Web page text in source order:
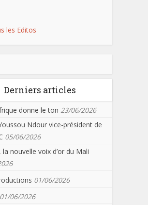
les Editos
Derniers articles
donne le ton 23/06/2026
Ndour vice-président de
05/06/2026
la nouvelle voix d’or du Mali
01/06/2026
01/06/2026